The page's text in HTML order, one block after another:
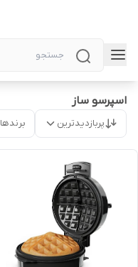
اسپرسو ساز
پربازدیدترین برندها